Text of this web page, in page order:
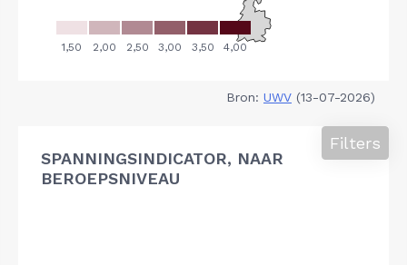
Bron: UWV (13-07-2026)
SPANNINGSINDICATOR, NAAR
BEROEPSNIVEAU
Filters